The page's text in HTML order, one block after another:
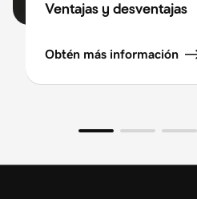
Ventajas y desventajas
Obtén más información